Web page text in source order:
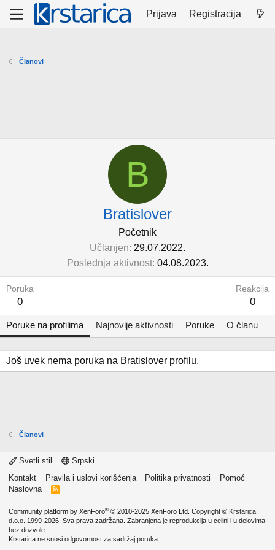
Prijava Registracija
Članovi
B
Bratislover
Početnik
Učlanjen 29.07.2022.
Poslednja aktivnost 04.08.2023.
Poruka
0
Reakcija
0
Poruke na profilima Najnovije aktivnosti Poruke O članu
Još uvek nema poruka na Bratislover profilu.
Članovi
Svetli stil
Srpski
Kontakt
Pravila i uslovi korišćenja Politika privatnosti
Pomoć
Naslovna
R
Community platform by XenForo® © 2010-2025 XenForo Ltd. Copyright © Krstarica
d.o.o. 1999-2026. Sva prava zadržana. Zabranjena je reprodukcija u celini i u delovima
bez dozvole.
Krstarica ne snosi odgovornost za sadržaj poruka.